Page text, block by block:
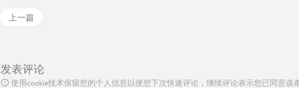
上一篇
发表评论
使用cookie技术保留您的个人信息以便您下次快速评论，继续评论表示您已同意该